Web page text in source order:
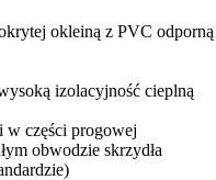
okleiną z PVC
izolacyjność cieplną
w części progowej
obwodzie skrzydła